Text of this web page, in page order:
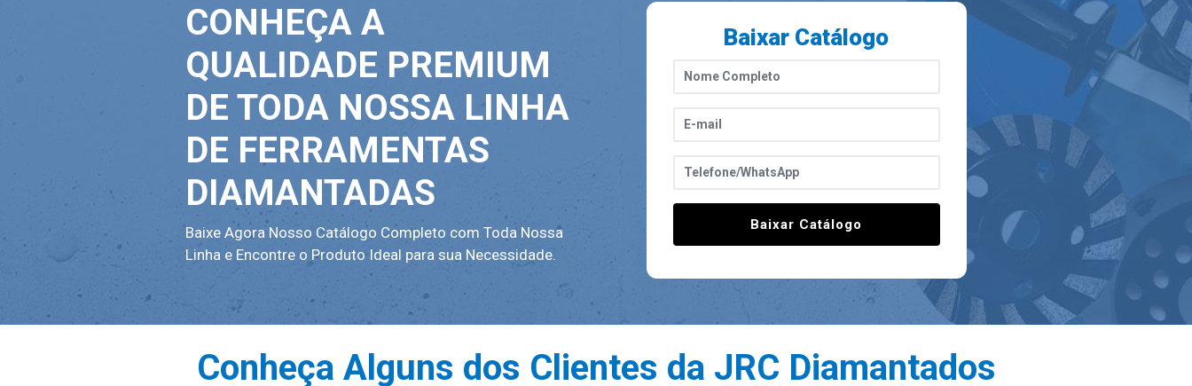
CONHEÇA A
QUALIDADE PREMIUM
DE TODA NOSSA LINHA
DE FERRAMENTAS
DIAMANTADAS
Baixe Agora Nosso Catálogo Completo com Toda Nossa
Linha e Encontre o Produto Ideal para sua Necessidade.
Baixar Catálogo
Baixar Catálogo
Conheça Alguns dos Clientes da JRC Diamantados